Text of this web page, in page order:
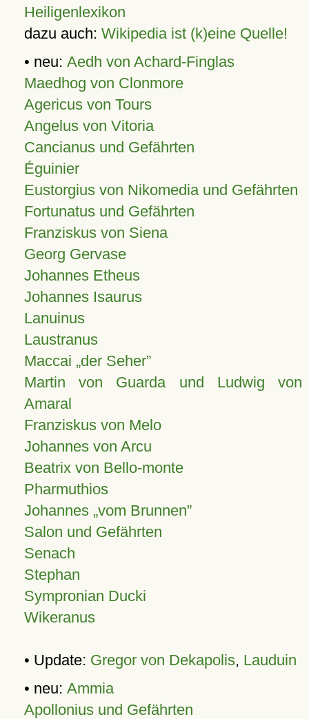
Heiligenlexikon
dazu auch: Wikipedia ist (k)eine Quelle!
• neu: Aedh von Achard-Finglas
Maedhog von Clonmore
Agericus von Tours
Angelus von Vitoria
Cancianus und Gefährten
Éguinier
Eustorgius von Nikomedia und Gefährten
Fortunatus und Gefährten
Franziskus von Siena
Georg Gervase
Johannes Etheus
Johannes Isaurus
Lanuinus
Laustranus
Maccai „der Seher”
Martin von Guarda und Ludwig von
Amaral
Franziskus von Melo
Johannes von Arcu
Beatrix von Bello-monte
Pharmuthios
Johannes vom Brunnen
Salon und Gefährten
Senach
Stephan
Sympronian Ducki
Wikeranus
• Update: Gregor von Dekapolis, Lauduin
• neu: Ammia
Apollonius und Gefährten